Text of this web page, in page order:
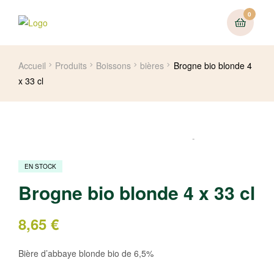
0
Accueil Produits Boissons bières
Brogne bio blonde 4
x 33 cl
EN STOCK
Brogne bio blonde 4 x 33 cl
8,65 €
Bière d’abbaye blonde bio de 6,5%